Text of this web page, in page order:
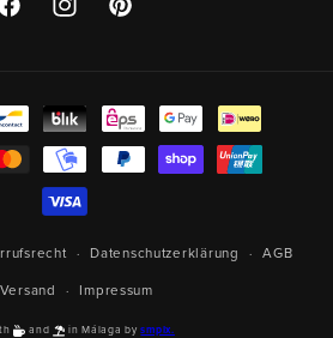
InstagramPinterest
Datenschutzerklärung
AGB
Versand
Impressum
and in Málaga bysmplx.